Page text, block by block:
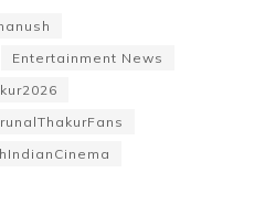
Entertainment News